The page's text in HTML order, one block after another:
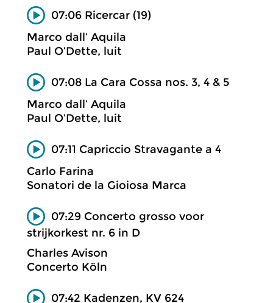
07:06 Ricercar (19)
Marco dall’ Aquila
Paul O’Dette, luit
07:08 La Cara Cossa nos. 3, 4 & 5
Marco dall’ Aquila
Paul O’Dette, luit
07:11 Capriccio Stravagante a 4
Carlo Farina
Sonatori de la Gioiosa Marca
07:29 Concerto grosso voor
strijkorkest nr. 6 in D
Charles Avison
Concerto Köln
07:42 Kadenzen, KV 624